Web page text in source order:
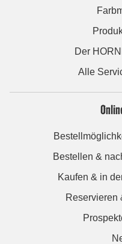
Der
Alle
Bestellen &
Kaufen & in
Reservieren